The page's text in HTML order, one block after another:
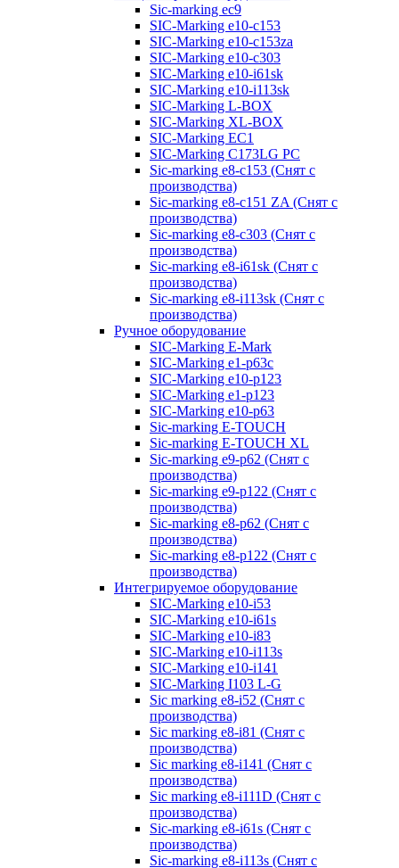
Sic-marking ec9
SIC-Marking e10-c153
SIC-Marking e10-c153za
SIC-Marking e10-c303
SIC-Marking e10-i61sk
SIC-Marking e10-i113sk
SIC-Marking L-BOX
SIC-Marking XL-BOX
SIC-Marking EC1
SIC-Marking C173LG PC
Sic-marking e8-c153 (Снят с
производства)
Sic-marking e8-c151 ZA (Снят с
производства)
Sic-marking e8-c303 (Снят с
производства)
Sic-marking e8-i61sk (Снят с
производства)
Sic-marking e8-i113sk (Снят с
производства)
Ручное оборудование
SIC-Marking E-Mark
SIC-Marking e1-p63с
SIC-Marking e10-p123
SIC-Marking e1-p123
SIC-Marking e10-p63
Sic-marking E-TOUCH
Sic-marking E-TOUCH XL
Sic-marking e9-p62 (Снят с
производства)
Sic-marking e9-p122 (Снят с
производства)
Sic-marking e8-p62 (Снят с
производства)
Sic-marking e8-p122 (Снят с
производства)
Интегрируемое оборудование
SIC-Marking e10-i53
SIC-Marking e10-i61s
SIC-Marking e10-i83
SIC-Marking e10-i113s
SIC-Marking e10-i141
SIC-Marking I103 L-G
Sic marking e8-i52 (Снят с
производства)
Sic marking e8-i81 (Снят с
производства)
Sic marking e8-i141 (Снят с
производства)
Sic marking e8-i111D (Снят с
производства)
Sic-marking e8-i61s (Снят с
производства)
Sic-marking e8-i113s (Снят с